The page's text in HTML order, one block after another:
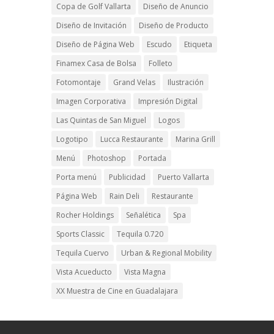
Copa de Golf Vallarta
Diseño de Anuncio
Diseño de Invitación
Diseño de Producto
Diseño de Página Web
Escudo
Etiqueta
Finamex Casa de Bolsa
Folleto
Fotomontaje
Grand Velas
Ilustración
Imagen Corporativa
Impresión Digital
Las Quintas de San Miguel
Logos
Logotipo
Lucca Restaurante
Marina Grill
Menú
Photoshop
Portada
Porta menú
Publicidad
Puerto Vallarta
Página Web
Rain Deli
Restaurante
Rocher Holdings
Señalética
Spa
Sports Classic
Tequila 0.720
Tequila Cuervo
Urban & Regional Mobility
Vista Acueducto
Vista Magna
XX Muestra de Cine en Guadalajara